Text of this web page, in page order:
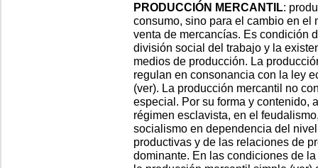
PRODUCCIÓN MERCANTIL:
consumo, sino para el cambio en el
venta de mercancías. Es condición
división social del trabajo y la
medios de producción. La
regulan en consonancia con la ley
(ver). La producción mercantil no
especial. Por su forma y contenido,
régimen esclavista, en el
socialismo en dependencia del
productivas y de las relaciones de
dominante. En las condiciones de